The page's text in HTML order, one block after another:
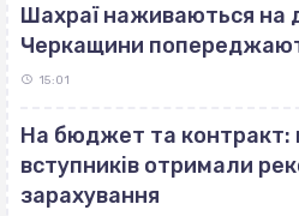
Шахраї наживаються на
Черкащини
15:01
На бюджет та контракт:
вступників отримали
зарахування